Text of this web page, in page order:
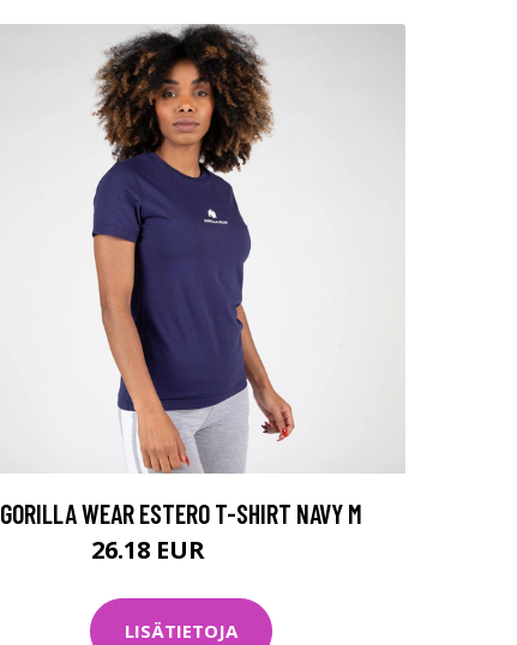
GORILLA WEAR ESTERO T-SHIRT NAVY M
26.18 EUR
LISÄTIETOJA